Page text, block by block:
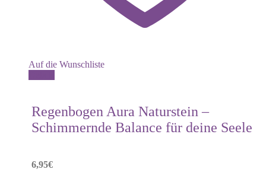
Auf die Wunschliste
Regenbogen Aura Naturstein –
Schimmernde Balance für deine Seele
6,95€